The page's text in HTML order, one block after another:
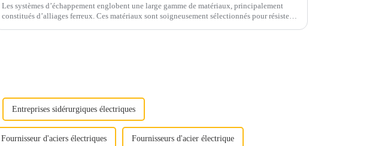
Les systèmes d’échappement englobent une large gamme de matériaux, principalement
constitués d’alliages ferreux. Ces matériaux sont soigneusement sélectionnés pour résister
Entreprises sidérurgiques électriques
Fournisseur d'aciers électriques Fournisseurs d'acier électrique